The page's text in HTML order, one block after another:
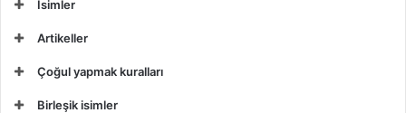
İsimler
Artikeller
Çoğul yapmak kuralları
Birleşik isimler